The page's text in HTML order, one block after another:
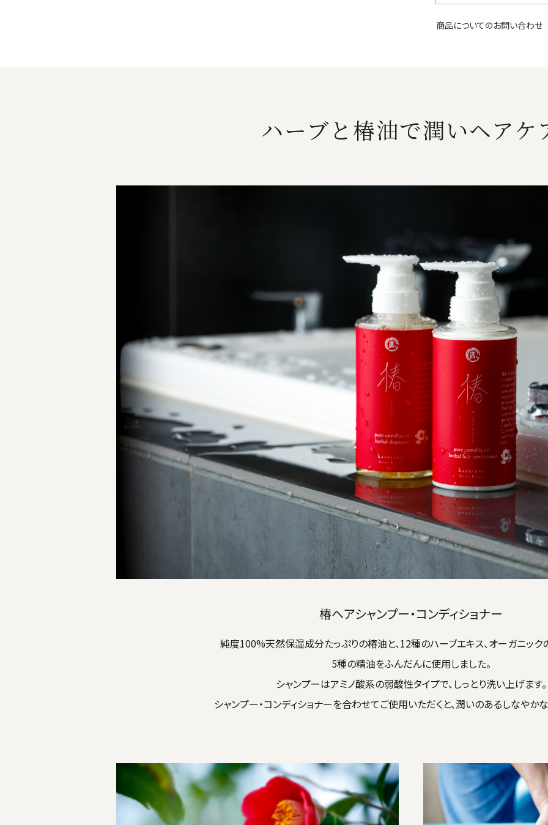
商品についてのお問い合わせ
ハーブと椿油で潤いヘアケ
椿ヘアシャンプー・コンディショナー
純度100%天然保湿成分たっぷりの椿油と、12種のハーブエキス、オーガニック
5種の精油をふんだんに使用しました。
シャンプーはアミノ酸系の弱酸性タイプで、しっとり洗い上げます。
シャンプー・コンディショナーを合わせてご使用いただくと、潤いのあるしなやか